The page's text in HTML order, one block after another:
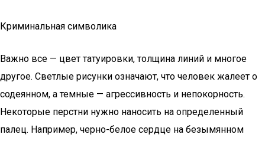
Криминальная символика
Важно все — цвет татуировки, толщина линий и многое
другое. Светлые рисунки означают, что человек жалеет о
содеянном, а темные — агрессивность и непокорность.
Некоторые перстни нужно наносить на определенный
палец. Например, черно-белое сердце на безымянном